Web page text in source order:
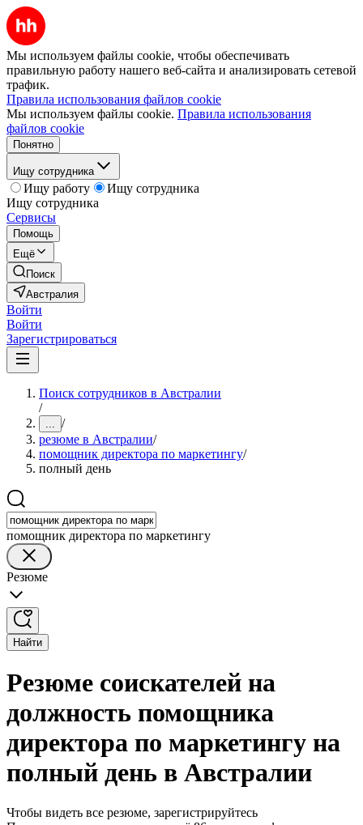
Мы используем файлы cookie, чтобы обеспечивать
правильную работу нашего веб-сайта и анализировать сетевой
трафик.
Правила использования файлов cookie
Мы используем файлы cookie. Правила использования
файлов cookie
Понятно
Ищу сотрудника
Ищу работу
Ищу сотрудника
Ищу сотрудника
Сервисы
Помощь
Ещё
Поиск
Австралия
Войти
Войти
Зарегистрироваться
Поиск сотрудников в Австралии
/
... /
резюме в Австралии/
помощник директора по маркетингу/
полный день
помощник директора по маркетингу
Резюме
Найти
Резюме соискателей на
должность помощника
директора по маркетингу на
полный день в Австралии
Чтобы видеть все резюме, зарегистрируйтесь